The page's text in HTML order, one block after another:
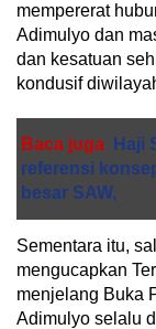
mempererat
Adimulyo dan
dan kesatuan
kondusif
Baca juga
Haji
referensi
besar SAW,
Sementara itu,
mengucapkan
menjelang Buka
Adimulyo selalu